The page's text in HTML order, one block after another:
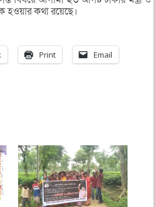
হওয়ার কথা রয়েছে।
Print Email